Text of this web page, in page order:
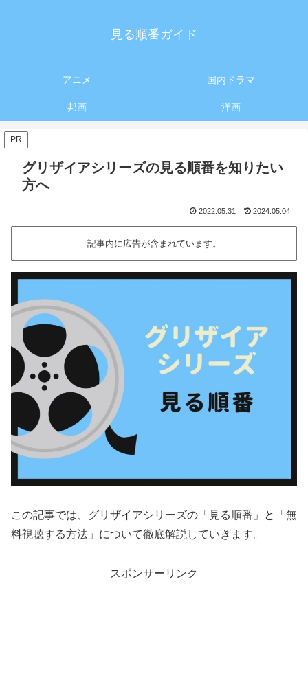
見る順番ガイド
アニメ 国内ドラマ
邦画 洋画
PR
グリザイアシリーズの見る順番を知りたい
方へ
2022.05.31 2024.05.04
記事内に広告が含まれています。
この記事では、グリザイアシリーズの「見る順番」と「無
料視聴する方法」について徹底解説していきます。
スポンサーリンク